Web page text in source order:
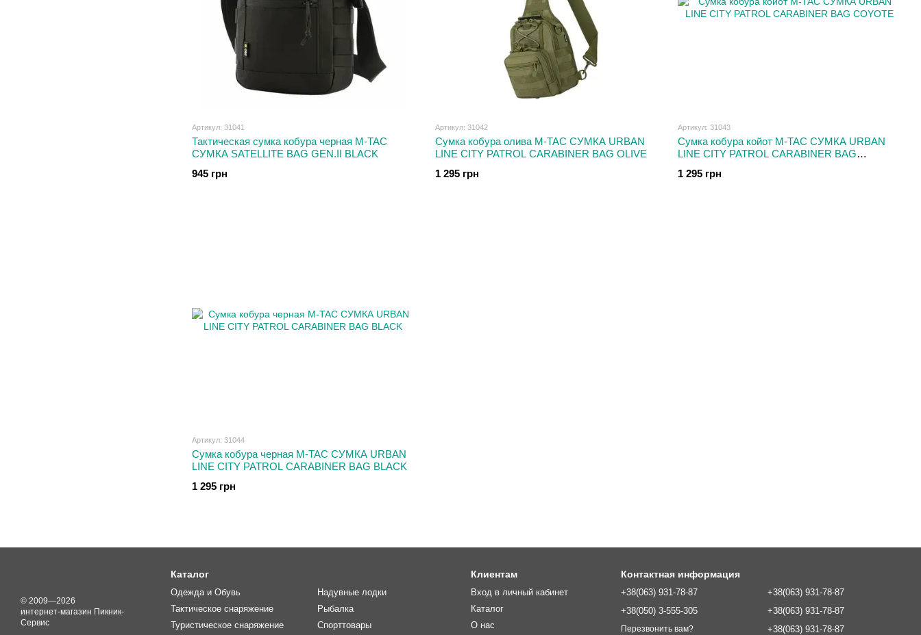
Артикул: 31041
Тактическая сумка кобура черная M-TAC
СУМКА SATELLITE BAG GEN.II BLACK
945 грн
Артикул: 31042
Сумка кобура олива M-TAC СУМКА URBAN
LINE CITY PATROL CARABINER BAG OLIVE
1 295 грн
Артикул: 31043
Сумка кобура койот M-TAC СУМКА URBAN
LINE CITY PATROL CARABINER BAG
1 295 грн
Артикул: 31044
Сумка кобура черная M-TAC СУМКА URBAN
LINE CITY PATROL CARABINER BAG BLACK
1 295 грн
© 2009—2026
интернет-магазин Пикник-
Сервис
Каталог
Одежда и Обувь
Тактическое снаряжение
Туристическое снаряжение
Надувные лодки
Рыбалка
Спорттовары
Клиентам
Вход в личный кабинет
Каталог
О нас
Контактная информация
+38(063) 931-78-87
+38(050) 3-555-305
Перезвонить вам?
+38(063) 931-78-87
+38(063) 931-78-87
+38(063) 931-78-87